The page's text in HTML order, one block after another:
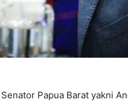
Senator Papua Barat yakni